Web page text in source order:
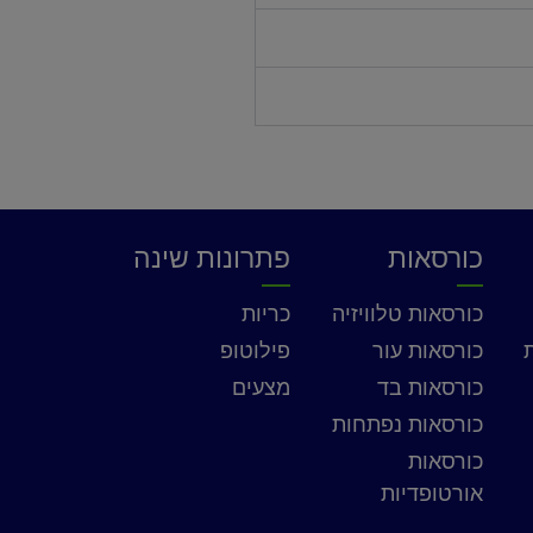
כורסאות
כורסאות טלוויזיה
כורסאות עור
כורסאות בד
כורסאות נפתחות
כורסאות
אורטופדיות
פתרונות שינה
כריות
פילוטופ
מצעים